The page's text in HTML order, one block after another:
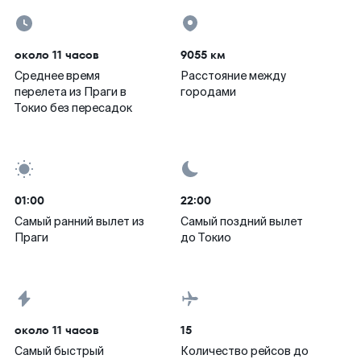
около 11 часов
Среднее время
перелета из Праги в
Токио без пересадок
9055 км
Расстояние между
городами
01:00
Самый ранний вылет из
Праги
22:00
Самый поздний вылет
до Токио
около 11 часов
Самый быстрый
15
Количество рейсов до